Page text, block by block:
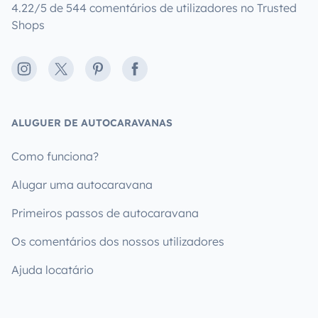
4.22/5 de 544 comentários de utilizadores no Trusted
Shops
Instagram
X PinterestFacebook
ALUGUER DE AUTOCARAVANAS
Como funciona?
Alugar uma autocaravana
Primeiros passos de autocaravana
Os comentários dos nossos utilizadores
Ajuda locatário